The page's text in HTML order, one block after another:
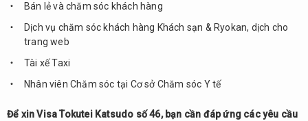
Bán lẻ và chăm sóc khách hàng
Dịch vụ chăm sóc khách hàng Khách sạn & Ryokan, dịch cho
trang web
Tài xế Taxi
Nhân viên Chăm sóc tại Cơ sở Chăm sóc Y tế
Để xin Visa Tokutei Katsudo số 46, bạn cần đáp ứng các yêu cầu